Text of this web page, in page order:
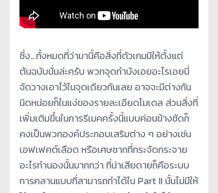
ซึ่ง…ทั้งหมดที่ว่ามานี้คือสิ่งที่ตัวเกมมีให้ตั้งแต่
ต้นฉบับนั่นล่ะครับ พวกจุดกำบังเอยอะไรเอยนี่
จัดวางเอาไว้ในจุดเดียวกันเลย อาจจะมีต่างกัน
นิดหน่อยก็ในแง่ของรายละเอียดโมเดล ส่วนสิ่งที่
เพิ่มเติมขึ้นในการรีเมคครั้งนี้แบบค่อนข้างชัดก็
คงเป็นพวกองค์ประกอบเสริมต่าง ๆ อย่างเช่น
เอฟเฟคต์เลือด หรือเศษซากที่กระจัดกระจาย
อะไรทำนองนั้นมากกว่า ที่น่าเสียดายก็คือระบบ
การคลานแบบที่สามารถทำได้ใน Part II นั้นไม่มีให้